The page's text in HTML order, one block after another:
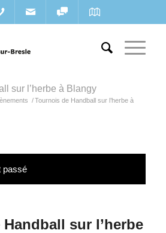
sur l’herbe à Blangy
/ Tournois de Handball sur l’herbe à
passé
sur l’herbe